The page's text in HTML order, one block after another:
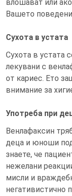
влошават или
Вашето
Сухота в устата
Сухота в устата
лекувани с
от кариес. Ето
внимание за
Употреба при
Венлафаксин
деца и юноши
знаете, че
нежелани
мисли и
негативистично